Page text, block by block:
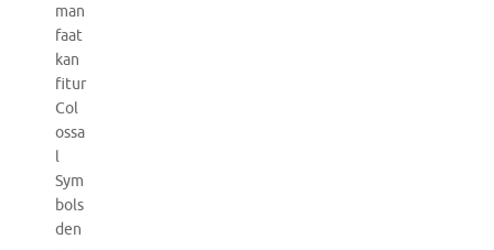
man
faat
kan
fitur
Col
ossa
l
Sym
bols
den